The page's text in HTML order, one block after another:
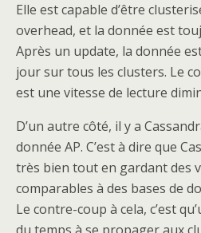
Elle est capable d’être
overhead, et la donnée est
Après un update, la donnée
jour sur tous les clusters. Le
est une vitesse de lecture
D’un autre côté, il y a
donnée AP. C’est à dire que
très bien tout en gardant des
comparables à des bases de
Le contre-coup à cela, c’est